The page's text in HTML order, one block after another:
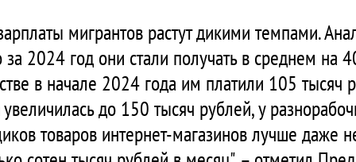
мигрантов растут дикими темпами.
за 2024 год они стали получать в среднем на
в начале 2024 года им платили 105 тысяч
до 150 тысяч рублей, у
товаров интернет-магазинов лучше даже